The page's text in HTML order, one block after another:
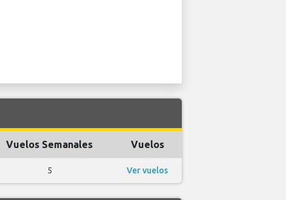
Vuelos Semanales Vuelos
5 Ver vuelos